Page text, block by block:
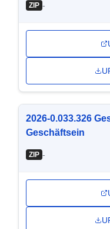
ZIP -
2026-0.033.326
Geschäftsein
ZIP -